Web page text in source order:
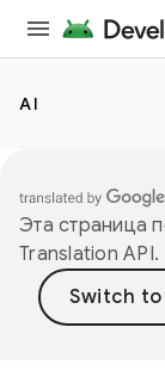
AI
Эта страница
Translation API.